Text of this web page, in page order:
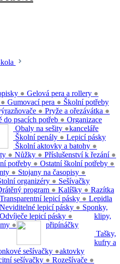
● Gelová pera a rollery ●
● Gumovací pera ●
● Pryže a ořezávátka ●
do psacích potřeb ●
Školní potřeby
Obaly na sešity ●
Školní penály ●
Školní aktovky a batohy ●
● Nůžky ● Příslušenství k řezání ●
potřeby ● Ostatní školní potřeby ●
Organizace
kanceláře
● Stojany na časopisy ●
organizéry ●
program ● Kalíšky ●
Lepicí pásky
Transparentní lepicí pásky ●
Neviditelné lepicí pásky ●
Odvíječe lepicí pásky ●
●
Sešívačky
sešívačky ●
sešívačky ● Rozešívače ●
Razítka
Lepidla
Sponky,
klipy,
připínáčky
Tašky,
kufry a
aktovky